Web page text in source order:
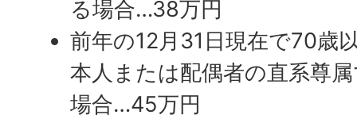
る場合…38万円
前年の12月31日現在で70歳
本人または配偶者の直系尊
場合…45万円